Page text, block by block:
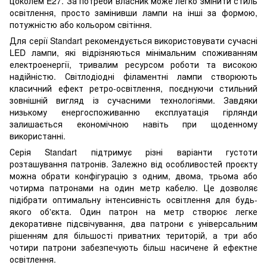
освітлення, просто замінивши лампи на інші за формою,
потужністю або кольором світіння.
Для серії Standart рекомендується використовувати сучасні
LED лампи, які відрізняються мінімальним споживанням
електроенергії, тривалим ресурсом роботи та високою
надійністю. Світлодіодні філаментні лампи створюють
класичний ефект ретро-освітлення, поєднуючи стильний
зовнішній вигляд із сучасними технологіями. Завдяки
низькому енергоспоживанню експлуатація гірлянди
залишається економічною навіть при щоденному
використанні.
Серія Standart підтримує різні варіанти густоти
розташування патронів. Залежно від особливостей проєкту
можна обрати конфігурацію з одним, двома, трьома або
чотирма патронами на один метр кабелю. Це дозволяє
підібрати оптимальну інтенсивність освітлення для будь-
якого об'єкта. Один патрон на метр створює легке
декоративне підсвічування, два патрони є універсальним
рішенням для більшості приватних територій, а три або
чотири патрони забезпечують більш насичене й ефектне
освітлення.